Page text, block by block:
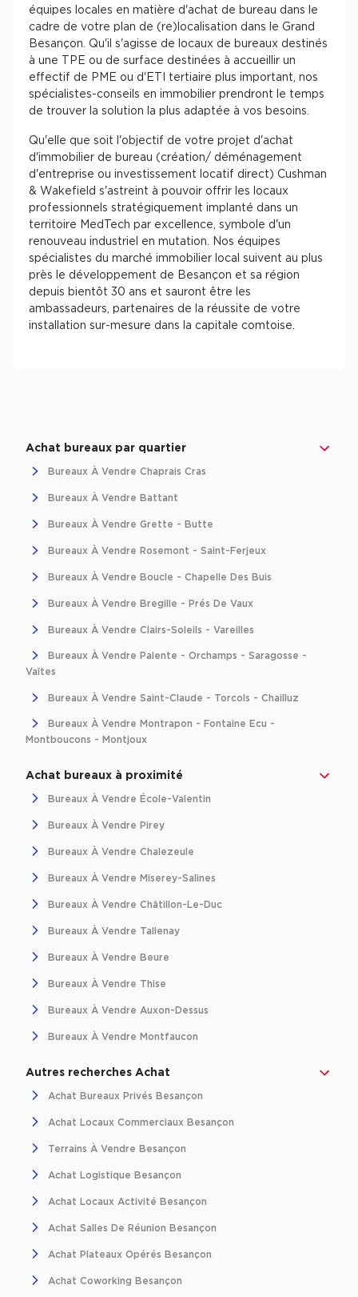
équipes locales en matière d'achat de bureau dans le
cadre de votre plan de (re)localisation dans le Grand
Besançon. Qu'il s'agisse de locaux de bureaux destinés
à une TPE ou de surface destinées à accueillir un
effectif de PME ou d'ETI tertiaire plus important, nos
spécialistes-conseils en immobilier prendront le temps
de trouver la solution la plus adaptée à vos besoins.
Qu'elle que soit l'objectif de votre projet d'achat
d'immobilier de bureau (création/ déménagement
d'entreprise ou investissement locatif direct) Cushman
& Wakefield s'astreint à pouvoir offrir les locaux
professionnels stratégiquement implanté dans un
territoire MedTech par excellence, symbole d'un
renouveau industriel en mutation. Nos équipes
spécialistes du marché immobilier local suivent au plus
près le développement de Besançon et sa région
depuis bientôt 30 ans et sauront être les
ambassadeurs, partenaires de la réussite de votre
installation sur-mesure dans la capitale comtoise.
Achat bureaux par quartier
Bureaux À Vendre Chaprais Cras
Bureaux À Vendre Battant
Bureaux À Vendre Grette - Butte
Bureaux À Vendre Rosemont - Saint-Ferjeux
Bureaux À Vendre Boucle - Chapelle Des Buis
Bureaux À Vendre Bregille - Prés De Vaux
Bureaux À Vendre Clairs-Soleils - Vareilles
Bureaux À Vendre Palente - Orchamps - Saragosse -
Vaîtes
Bureaux À Vendre Saint-Claude - Torcols - Chailluz
Bureaux À Vendre Montrapon - Fontaine Ecu -
Montboucons - Montjoux
Achat bureaux à proximité
Bureaux À Vendre École-Valentin
Bureaux À Vendre Pirey
Bureaux À Vendre Chalezeule
Bureaux À Vendre Miserey-Salines
Bureaux À Vendre Châtillon-Le-Duc
Bureaux À Vendre Tallenay
Bureaux À Vendre Beure
Bureaux À Vendre Thise
Bureaux À Vendre Auxon-Dessus
Bureaux À Vendre Montfaucon
Autres recherches Achat
Achat Bureaux Privés Besançon
Achat Locaux Commerciaux Besançon
Terrains À Vendre Besançon
Achat Logistique Besançon
Achat Locaux Activité Besançon
Achat Salles De Réunion Besançon
Achat Plateaux Opérés Besançon
Achat Coworking Besançon